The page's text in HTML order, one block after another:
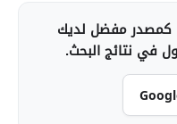
كمصدر مفضل لديك
في نتائج البحث.